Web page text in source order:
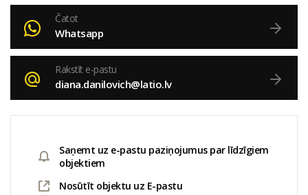
Čatot
Whatsapp
Rakstīt e-pastu
diana.danilovich@latio.lv
Saņemt uz e-pastu paziņojumus par līdzīgiem
objektiem
Nosūtīt objektu uz E-pastu